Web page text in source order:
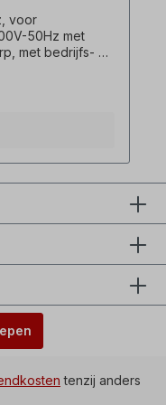
voor
50Hz met
met bedrijfs- en
lager dan bij
! Kan niet
draaien,
+40°C, Lijn
= ca. 90 cm.
tenzij anders